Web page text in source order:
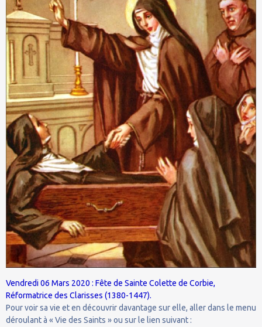
Vendredi 06 Mars 2020 : Fête de Sainte Colette de Corbie,
Réformatrice des Clarisses (1380-1447).
Pour voir sa vie et en découvrir davantage sur elle, aller dans le menu
déroulant à « Vie des Saints » ou sur le lien suivant :